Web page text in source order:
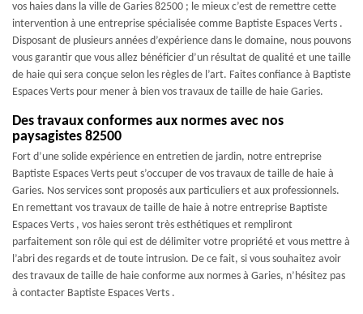
vos haies dans la ville de Garies 82500 ; le mieux c’est de remettre cette
intervention à une entreprise spécialisée comme Baptiste Espaces Verts .
Disposant de plusieurs années d’expérience dans le domaine, nous pouvons
vous garantir que vous allez bénéficier d’un résultat de qualité et une taille
de haie qui sera conçue selon les règles de l’art. Faites confiance à Baptiste
Espaces Verts pour mener à bien vos travaux de taille de haie Garies.
Des travaux conformes aux normes avec nos
paysagistes 82500
Fort d’une solide expérience en entretien de jardin, notre entreprise
Baptiste Espaces Verts peut s’occuper de vos travaux de taille de haie à
Garies. Nos services sont proposés aux particuliers et aux professionnels.
En remettant vos travaux de taille de haie à notre entreprise Baptiste
Espaces Verts , vos haies seront très esthétiques et rempliront
parfaitement son rôle qui est de délimiter votre propriété et vous mettre à
l’abri des regards et de toute intrusion. De ce fait, si vous souhaitez avoir
des travaux de taille de haie conforme aux normes à Garies, n’hésitez pas
à contacter Baptiste Espaces Verts .